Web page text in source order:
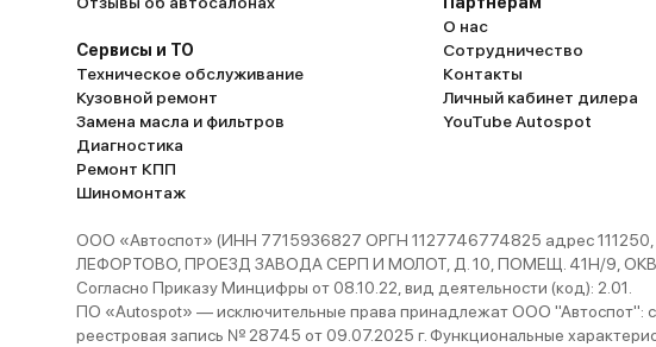
хотелось бы. А некоторые настройки в цифровом
меню, честно говоря, не сразу находишь. Но в
общем и целом – конечно же это хороший
автомобиль. Такой.. городской кроссовер,
красивый, в нем приятно находиться. Справляется
с ролью ежедневного транспорта, плюс приятный
дизайн и экономичность, но с некоторыми
компромиссами в виде багажника и шумоватого
ДВС при низком заряде.
Сервисы и ТО
Техническое обслуживание
Кузовной ремонт
Замена масла и фильтров
Диагностика
Ремонт КПП
Шиномонтаж
О нас
Сотрудничество
Контакты
Личный кабинет дилера
YouTube Autospot
ООО «Автоспот» (ИНН 7715936827 ОРГН 1127746774825 адрес
ЛЕФОРТОВО, ПРОЕЗД ЗАВОДА СЕРП И МОЛОТ, Д. 10, ПОМЕЩ. 41Н/9, ОКВЭД
Согласно Приказу Минцифры от 08.10.22, вид деятельности (код): 2.01.
ПО «Autospot» — исключительные права принадлежат ООО "Автоспот":
реестровая запись № 28745 от 09.07.2025 г. Функциональные